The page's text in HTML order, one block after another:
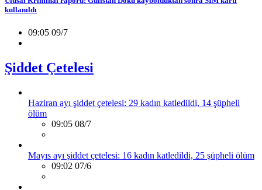
kullanıldı
09:05 09/7
Şiddet Çetelesi
Haziran ayı şiddet çetelesi: 29 kadın katledildi, 14 şüpheli
ölüm
09:05 08/7
Mayıs ayı şiddet çetelesi: 16 kadın katledildi, 25 şüpheli ölüm
09:02 07/6